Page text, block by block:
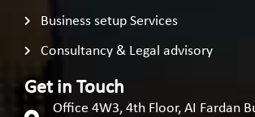
Business setup Services
Consultancy & Legal advisory
Get in Touch
Office 4W3, 4th Floor, AI Fardan